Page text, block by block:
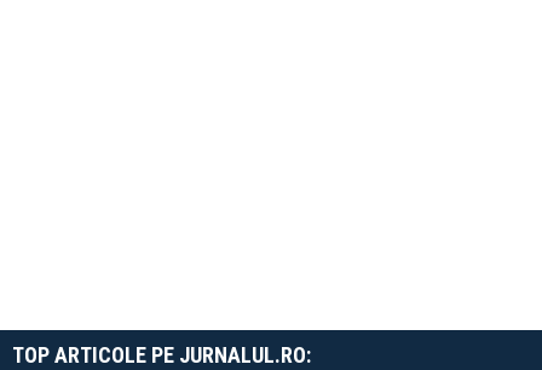
TOP ARTICOLE PE JURNALUL.RO: